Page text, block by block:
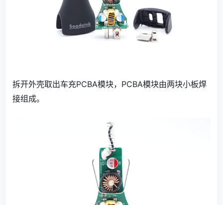
拆开外壳取出车充PCBA模块，PCBA模块由两块小板焊
接组成。